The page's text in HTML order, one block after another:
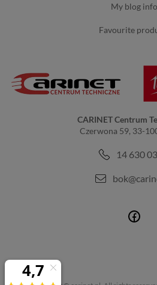
my blog info
favourite
CARINET Centrum
Czerwona 59, 33-
14 630